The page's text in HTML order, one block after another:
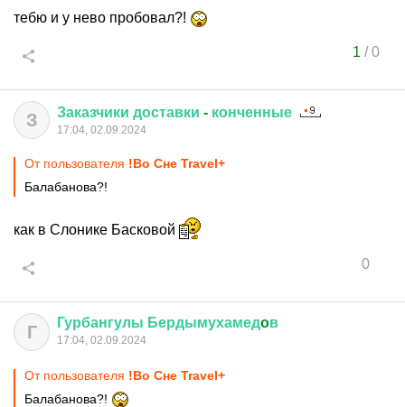
тебю и у нево пробовал?!
1 /0
З Заказчики доставки - конченные
17:04, 02.09.2024
От пользователя !Во Сне Travel+
Балабанова?!
как в Слонике Басковой
0
Г Гурбангулы Бердымухамедoв
17:04, 02.09.2024
От пользователя !Во Сне Travel+
Балабанова?!